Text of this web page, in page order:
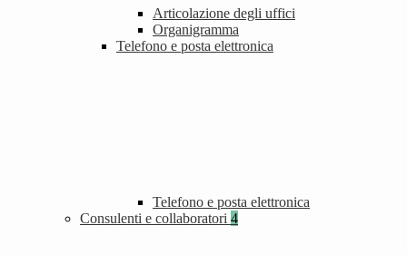
Articolazione degli uffici
Organigramma
Telefono e posta elettronica
Telefono e posta elettronica
Consulenti e collaboratori 4